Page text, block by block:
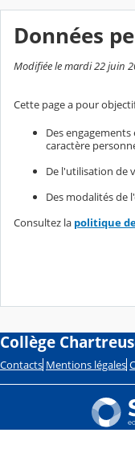
Données
Modifiée le mardi 22 juin
Cette page a pour
Des
caractère
De l'utilisation de
Des modalités de
Consultez la politique
Collège
Contacts Mentions légales